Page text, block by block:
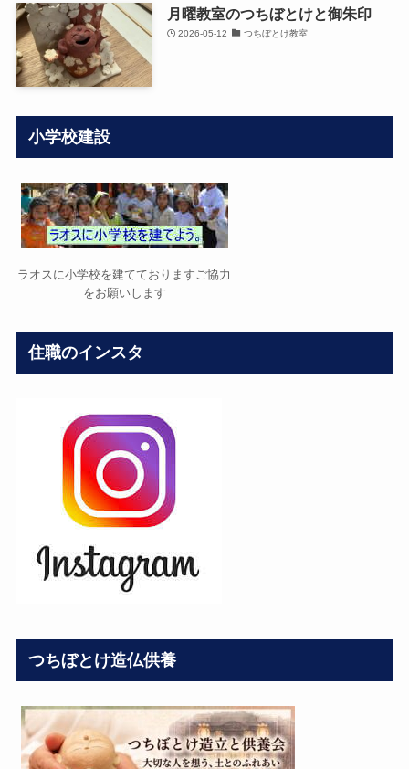
月曜教室のつちぼとけと御朱印
2026-05-12 つちぼとけ教室
小学校建設
ラオスに小学校を建てておりますご協力
をお願いします
住職のインスタ
つちぼとけ造仏供養